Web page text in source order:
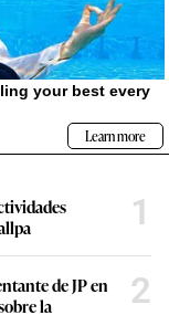
1
de JP en
la
2